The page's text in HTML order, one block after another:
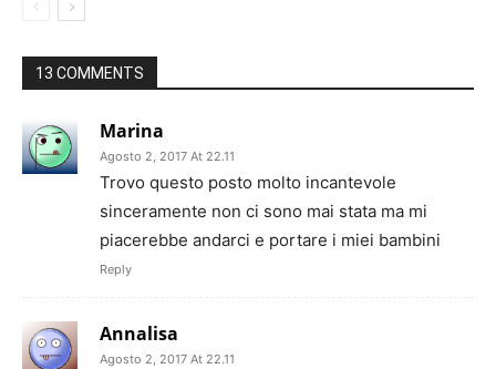
13 COMMENTS
Marina
Agosto 2, 2017 At 22.11
Trovo questo posto molto incantevole
sinceramente non ci sono mai stata ma mi
piacerebbe andarci e portare i miei bambini
Reply
Annalisa
Agosto 2, 2017 At 22.11